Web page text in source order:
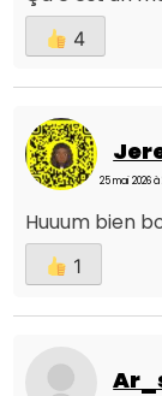
4
25 mai 2026 à
Huuum bien
1